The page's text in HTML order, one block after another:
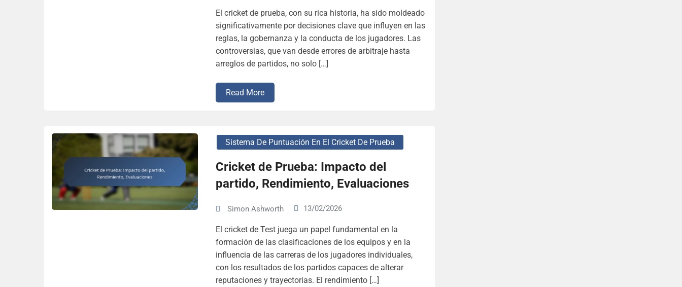
El cricket de prueba, con su rica historia, ha sido moldeado
significativamente por decisiones clave que influyen en las
reglas, la gobernanza y la conducta de los jugadores. Las
controversias, que van desde errores de arbitraje hasta
arreglos de partidos, no solo […]
Read More
Sistema De Puntuación En El Cricket De Prueba
Cricket de Prueba: Impacto del
partido, Rendimiento, Evaluaciones
Simon Ashworth 13/02/2026
El cricket de Test juega un papel fundamental en la
formación de las clasificaciones de los equipos y en la
influencia de las carreras de los jugadores individuales,
con los resultados de los partidos capaces de alterar
reputaciones y trayectorias. El rendimiento […]